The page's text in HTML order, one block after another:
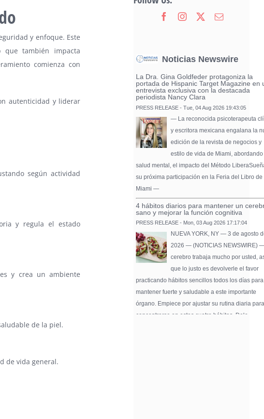
y enfoque. Este
también impacta
comienza con
autenticidad y liderar
según actividad
y regula el estado
y crea un ambiente
de la piel.
de vida general.
Noticias Newswire
La Dra. Gina Goldfeder protagoniza la
portada de Hispanic Target Magazine en
entrevista exclusiva con la destacada
periodista Nancy Clara
PRESS RELEASE - Tue, 04 Aug 2026 19:43:05
— La reconocida psicoterapeuta
y escritora mexicana engalana la
edición de la revista de negocios y
estilo de vida de Miami,
salud mental, el impacto del Método
su próxima participación en la Feria del Libro de
Miami —
4 hábitos diarios para mantener un
sano y mejorar la función cognitiva
PRESS RELEASE - Mon, 03 Aug 2026 17:17:04
NUEVA YORK, NY — 3 de agosto
2026 — (NOTICIAS NEWSWIRE)
cerebro trabaja mucho por usted,
que lo justo es devolverle el favor
practicando hábitos sencillos todos los días para
mantener fuerte y saludable a este importante
órgano. Empiece por ajustar su rutina diaria
concentrarse en estos cuatro hábitos. Dele …